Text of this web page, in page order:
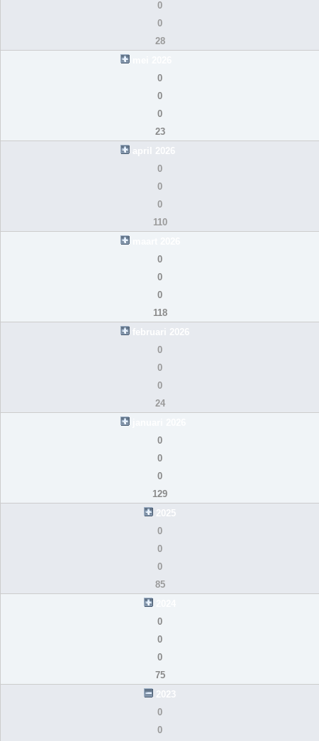
0
0
28
0
0
0
23
april 2026
0
0
0
110
0
0
0
118
februari 2026
0
0
0
24
0
0
0
129
2025
0
0
0
85
0
0
0
75
2023
0
0